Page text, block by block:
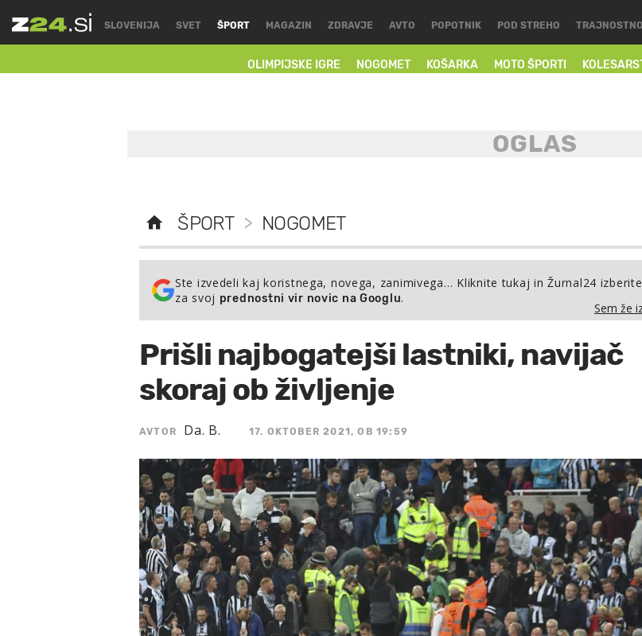
SLOVENIJA SVET ŠPORT
OLIMPIJSKE IGRE NOGOMET KOŠARKA MOTO ŠPORTI
MAGAZIN ZDRAVJE AVTO POPOTNIK POD STREHO TRAJNOSTNO
ŠPORT > NOGOMET
Ste izvedeli kaj koristnega, novega, zanimivega… Kliknite tukaj in Žurnal24 izberite
za svoj prednostni vir novic na Googlu.
Sem že
Prišli najbogatejši lastniki, navijač
skoraj ob življenje
AVTOR Da. B. 17. OKTOBER 2021, OB 19:59